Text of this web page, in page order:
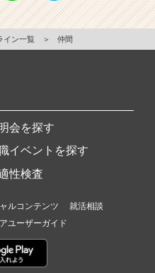
イン一覧 ＞ 仲間
会を探す
イベントを探す
性検査
ルコンテンツ
就活相談
ユーザーガイド